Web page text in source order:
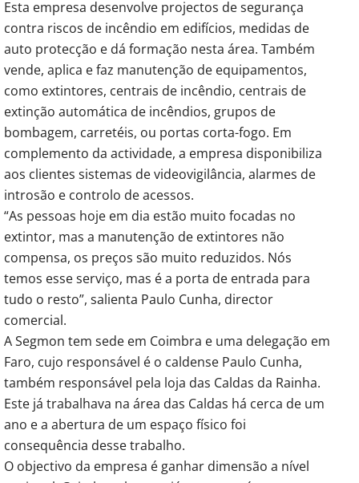
Esta empresa desenvolve projectos de segurança
contra riscos de incêndio em edifícios, medidas de
auto protecção e dá formação nesta área. Também
vende, aplica e faz manutenção de equipamentos,
como extintores, centrais de incêndio, centrais de
extinção automática de incêndios, grupos de
bombagem, carretéis, ou portas corta-fogo. Em
complemento da actividade, a empresa disponibiliza
aos clientes sistemas de videovigilância, alarmes de
introsão e controlo de acessos.
“As pessoas hoje em dia estão muito focadas no
extintor, mas a manutenção de extintores não
compensa, os preços são muito reduzidos. Nós
temos esse serviço, mas é a porta de entrada para
tudo o resto”, salienta Paulo Cunha, director
comercial.
A Segmon tem sede em Coimbra e uma delegação em
Faro, cujo responsável é o caldense Paulo Cunha,
também responsável pela loja das Caldas da Rainha.
Este já trabalhava na área das Caldas há cerca de um
ano e a abertura de um espaço físico foi
consequência desse trabalho.
O objectivo da empresa é ganhar dimensão a nível